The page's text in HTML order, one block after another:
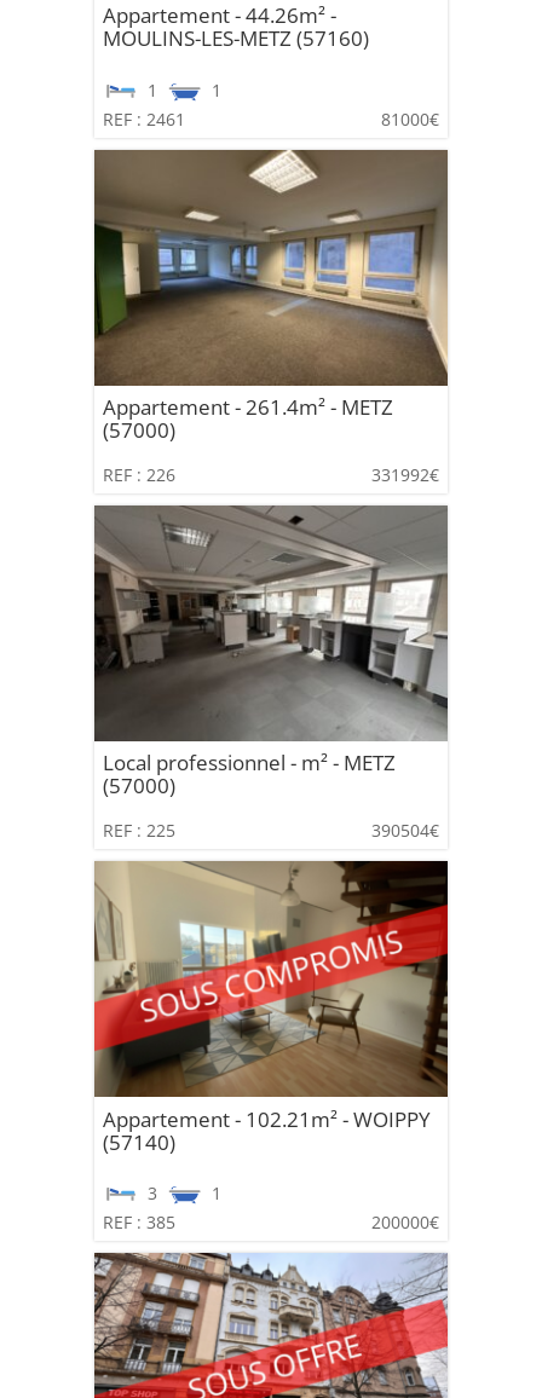
Appartement - 44.26m² -
MOULINS-LES-METZ (57160)
1
1
REF : 2461
81000€
Appartement - 261.4m² - METZ
(57000)
REF : 226 331992€
Local professionnel - m² - METZ
(57000)
REF : 225 390504€
Appartement - 102.21m² - WOIPPY
(57140)
3
1
REF : 385
200000€